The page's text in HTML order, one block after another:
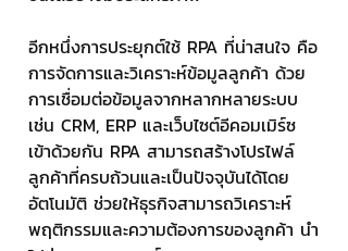
อีกหนึ่งการประยุกต์ใช้ RPA ที่น่าสนใจ คือ
การจัดการและวิเคราะห์ข้อมูลลูกค้า ด้วย
การเชื่อมต่อข้อมูลจากหลากหลายระบบ
เช่น CRM, ERP และเว็บไซต์อีคอมเมิร์ซ
เข้าด้วยกัน RPA สามารถสร้างโปรไฟล์
ลูกค้าที่ครบถ้วนและเป็นปัจจุบันได้โดย
อัตโนมัติ ช่วยให้ธุรกิจสามารถวิเคราะห์
พฤติกรรมและความต้องการของลูกค้า นำ